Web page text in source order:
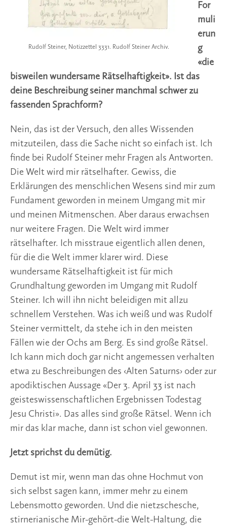
Rudolf Steiner, Notizzettel 3331. Rudolf Steiner Archiv.
For
muli
erun
g
«die
bisweilen wundersame Rätselhaftigkeit». Ist das
deine Beschreibung seiner manchmal schwer zu
fassenden Sprachform?
Nein, das ist der Versuch, den alles Wissenden
mitzuteilen, dass die Sache nicht so einfach ist. Ich
finde bei Rudolf Steiner mehr Fragen als Antworten.
Die Welt wird mir rätselhafter. Gewiss, die
Erklärungen des menschlichen Wesens sind mir zum
Fundament geworden in meinem Umgang mit mir
und meinen Mitmenschen. Aber daraus erwachsen
nur weitere Fragen. Die Welt wird immer
rätselhafter. Ich misstraue eigentlich allen denen,
für die die Welt immer klarer wird. Diese
wundersame Rätselhaftigkeit ist für mich
Grundhaltung geworden im Umgang mit Rudolf
Steiner. Ich will ihn nicht beleidigen mit allzu
schnellem Verstehen. Was ich weiß und was Rudolf
Steiner vermittelt, da stehe ich in den meisten
Fällen wie der Ochs am Berg. Es sind große Rätsel.
Ich kann mich doch gar nicht angemessen verhalten
etwa zu Beschreibungen des ‹Alten Saturns› oder zur
apodiktischen Aussage «Der 3. April 33 ist nach
geisteswissenschaftlichen Ergebnissen Todestag
Jesu Christi». Das alles sind große Rätsel. Wenn ich
mir das klar mache, dann ist schon viel gewonnen.
Jetzt sprichst du demütig.
Demut ist mir, wenn man das ohne Hochmut von
sich selbst sagen kann, immer mehr zu einem
Lebensmotto geworden. Und die nietzschesche,
stirnerianische Mir-gehört-die Welt-Haltung, die